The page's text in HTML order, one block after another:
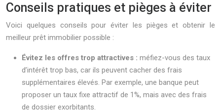
Conseils pratiques et pièges à éviter
Voici quelques conseils pour éviter les pièges et obtenir le
meilleur prêt immobilier possible :
Évitez les offres trop attractives : méfiez-vous des taux
d’intérêt trop bas, car ils peuvent cacher des frais
supplémentaires élevés. Par exemple, une banque peut
proposer un taux fixe attractif de 1%, mais avec des frais
de dossier exorbitants.